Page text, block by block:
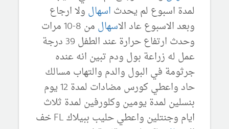
لمدة اسبوع لم يحدث اسهال ولا ارجاع
وبعد الاسبوع عاد الاسهال
من 8-10 مرات
وحدث ارتفاع حرارة عند الطفل 39 درجة
عمل له زراعة بول ودم تبين انه عنده
جرثومة في البول والدم والتهاب مسالك
حاد واعطي كورس مضادات لمدة 12 يوم
بنسلين لمدة يومين وكلورفين لمدة ثلاث
ايام وجنتلين واعطي حليب ببيلاك FL خف